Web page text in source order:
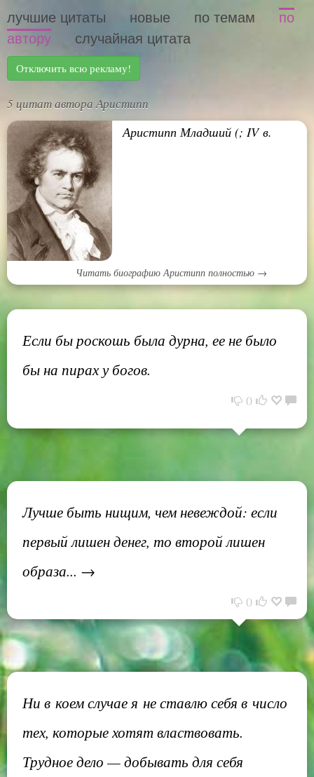
лучшие цитаты новые по темам
по
автору
случайная цитата
Отключить всю рекламу!
5 цитат автора Аристипп
Аристипп Младший (; IV в.
Читать биографию Аристипп полностью →
Если бы роскошь была дурна, ее не было
бы на пирах у богов.
0
Лучше быть нищим, чем невеждой: если
первый лишен денег, то второй лишен
образа... →
0
Ни в коем случае я не ставлю себя в число
тех, которые хотят властвовать.
Трудное дело — добывать для себя